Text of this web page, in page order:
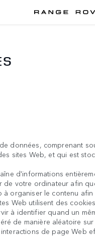
données, comprenant
sites Web, et qui est
d'informations
votre ordinateur afin
à organiser le contenu
Web utilisent des
à identifier quand un
de manière aléatoire
de page Web